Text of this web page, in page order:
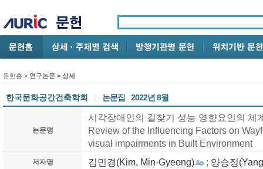
문헌홈 > 연구논문 > 상세
한국문화공간건축학회 | 논문집 2022년 8월
논문명
시각장애인의 길찾기 성능 영향요인의 체
Review of the Influencing Factors on
visual impairments in Built Environment
저자명 김민경(Kim, Min-Gyeong) ; 양승정